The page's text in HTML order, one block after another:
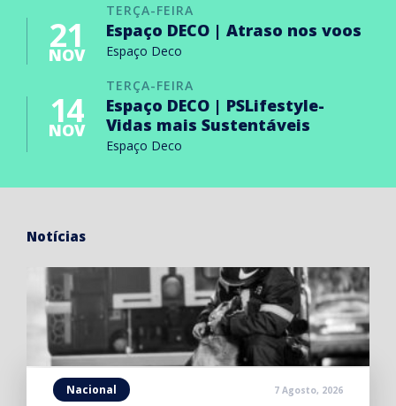
TERÇA-FEIRA
21
NOV
Espaço DECO | Atraso nos voos
Espaço Deco
TERÇA-FEIRA
14
NOV
Espaço DECO | PSLifestyle-
Vidas mais Sustentáveis
Espaço Deco
Notícias
Nacional 7 Agosto, 2026